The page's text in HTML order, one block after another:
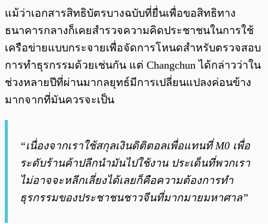
แม้ว่าเอกสารสิทธิบัตรบางฉบับที่ยื่นเพื่อขอสิทธิทาง
ธนาคารกลางก็เคยสำรวจความคิดประชาชนในการใช้
เครือข่ายแบบกระจายเพื่อจัดการโหนดสำหรับตรวจสอบ
การทำธุรกรรมด้วยเช่นกัน แต่ Changchun ได้กล่าวว่าใน
ช่วงหลายปีที่ผ่านมากลยุทธ์มีการเปลี่ยนแปลงค่อนข้าง
มากจากที่มันควรจะเป็น
“เนื่องจากเราใช้สกุลเงินดิติตอลเพื่อแทนที่ M0 เพื่อ
ระดับร้านค้าปลีกนำมันไปใช้งาน ประเด็นที่พวกเรา
ไม่อาจจะหลีกเลี่ยงได้เลยก็คือความต้องการทำ
ธุรกรรมของประชาชนชาวจีนที่มากมายมหาศาล”